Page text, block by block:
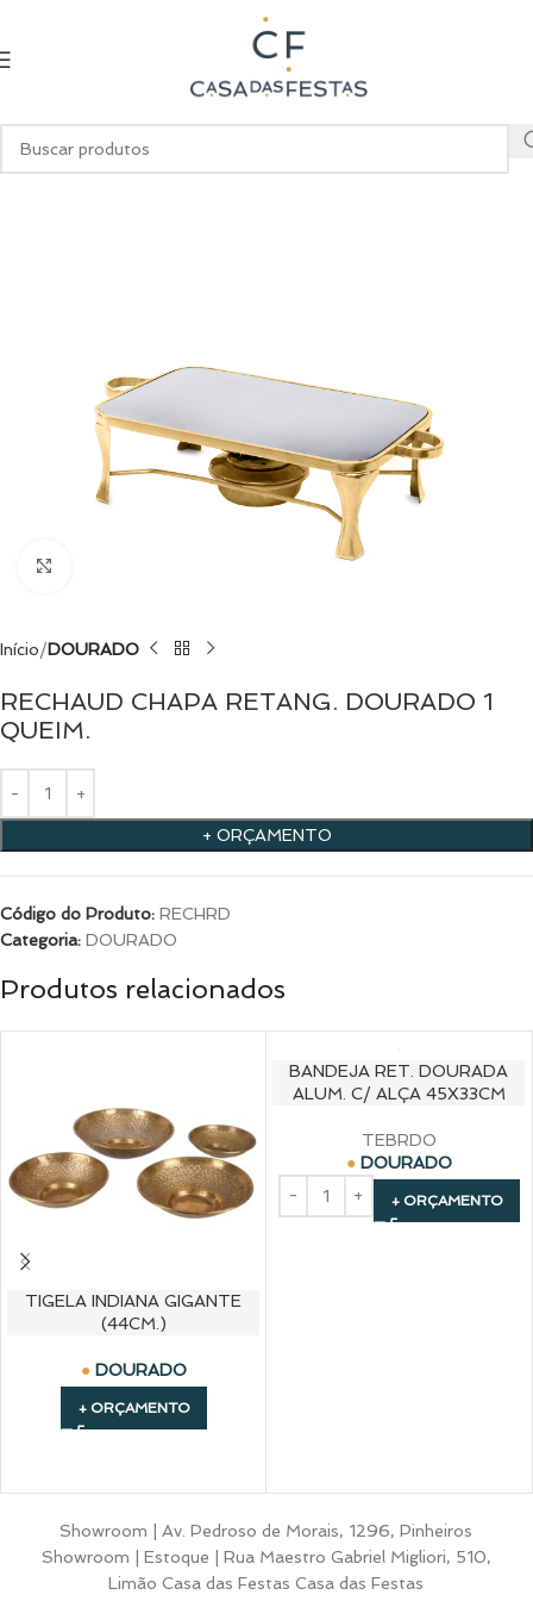
Início DOURADO
RECHAUD CHAPA RETANG. DOURADO 1
QUEIM.
+ ORÇAMENTO
Código do Produto: RECHRD
Categoria: DOURADO
Produtos relacionados
TIGELA INDIANA GIGANTE
(44CM.)
DOURADO
+ ORÇAMENTO
BANDEJA RET. DOURADA
ALUM. C/ ALÇA 45X33CM
TEBRDO
DOURADO
+ ORÇAMENTO
Showroom | Av. Pedroso de Morais, 1296, Pinheiros
Showroom | Estoque | Rua Maestro Gabriel Migliori, 510,
Limão Casa das Festas Casa das Festas